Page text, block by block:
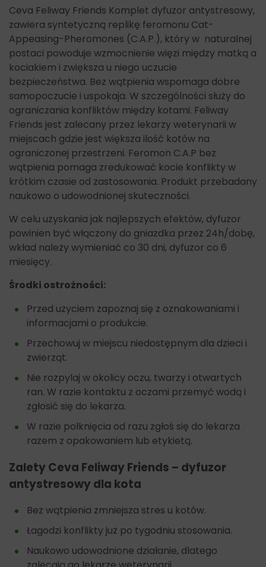
Ceva Feliway Friends Komplet dyfuzor antystresowy,
zawiera syntetyczną replikę feromonu Cat-
Appeasing-Pheromones (C.A.P.), który w naturalnej
postaci powoduje wzmocnienie więzi między matką a
kociakiem i zwiększa u niego uczucie
bezpieczeństwa. Bez wątpienia wspomaga dobre
samopoczucie i uspokaja. W szczególności służy do
ograniczania konfliktów między kotami. Feliway
Friends jest zalecany przez lekarzy weterynarii w
miejscach gdzie jest większa ilość kotów na
ograniczonej przestrzeni. Feromon C.A.P bez
wątpienia pomaga zredukować kocie konflikty w
krótkim czasie od zastosowania. Produkt przebadany
naukowo o udowodnionej skuteczności.
W celu uzyskania jak najlepszych efektów, dyfuzor
powinien być włączony do gniazdka przez 24h/dobę,
wkład należy wymieniać co 30 dni, dyfuzor co 6
miesięcy.
Środki ostrożności:
Przed użyciem zapoznaj się z oznakowaniami i
informacjami o produkcie.
Przechowuj w miejscu niedostępnym dla dzieci i
zwierząt.
Nie rozpylaj w okolicy oczu, twarzy i otwartych
ran. W razie kontaktu z oczami przemyć wodą i
zgłosić się do lekarza.
W razie połknięcia od razu zgłoś się do lekarza
razem z opakowaniem lub etykietą.
Zalety Ceva Feliway Friends – dyfuzor
antystresowy dla kota
Bez wątpienia zmniejsza stres u kotów.
Łagodzi konflikty już po tygodniu stosowania.
Naukowo udowodnione działanie, dlatego